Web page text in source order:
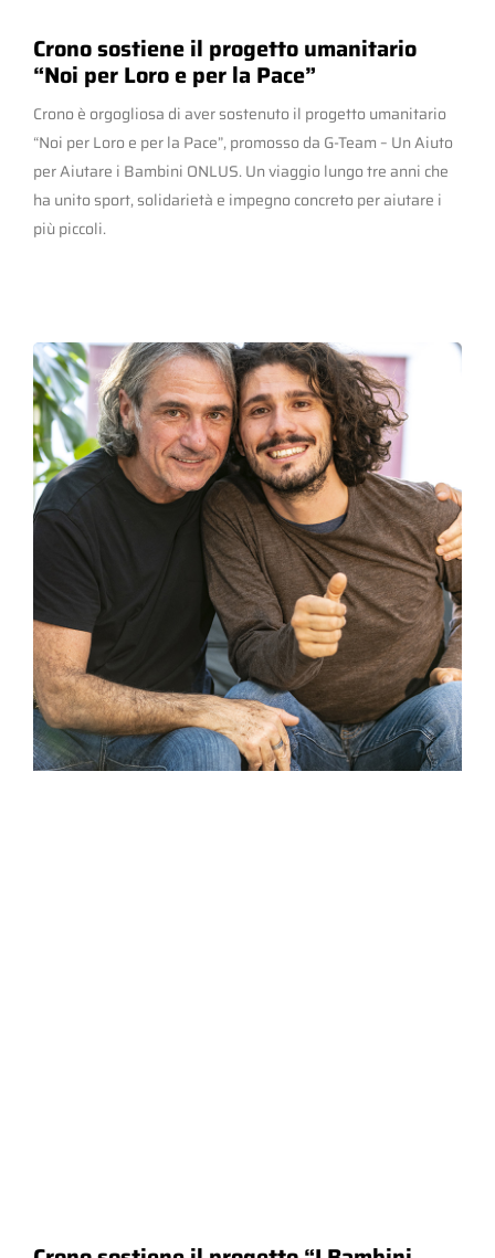
Crono sostiene il progetto umanitario
“Noi per Loro e per la Pace”
Crono è orgogliosa di aver sostenuto il progetto umanitario
“Noi per Loro e per la Pace”, promosso da G-Team – Un Aiuto
per Aiutare i Bambini ONLUS. Un viaggio lungo tre anni che
ha unito sport, solidarietà e impegno concreto per aiutare i
più piccoli.